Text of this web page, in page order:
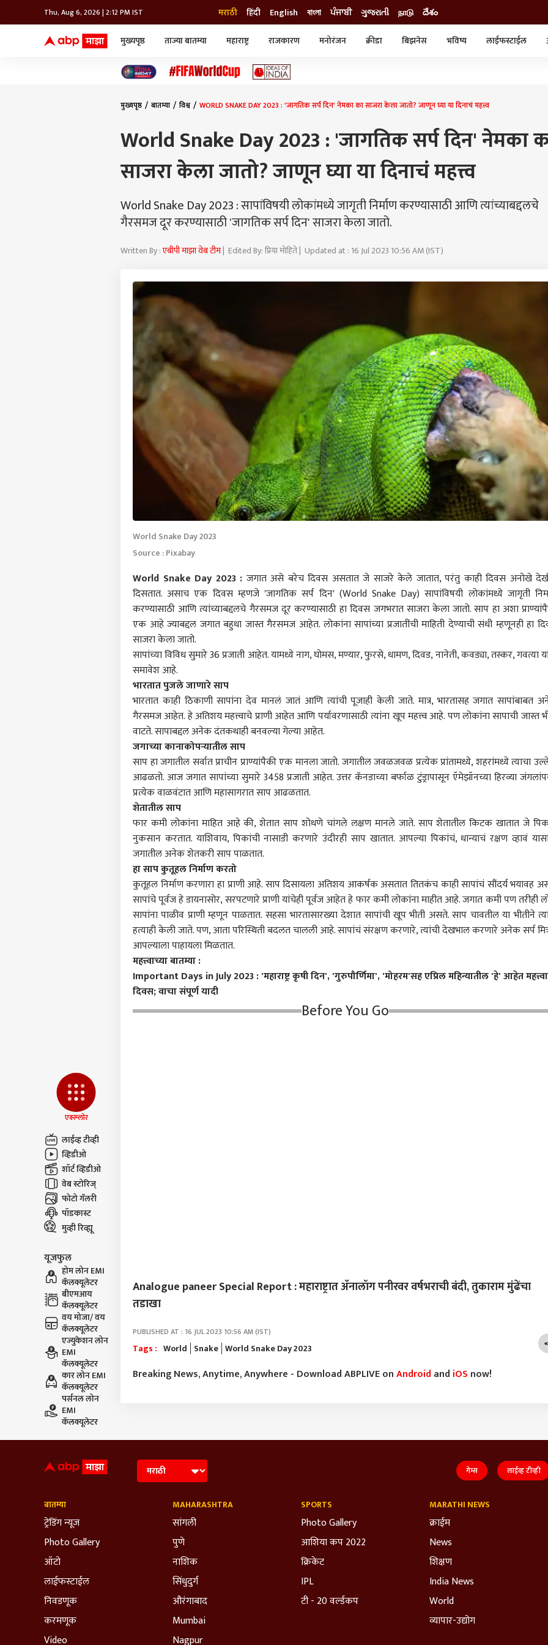
Thu, Aug 6, 2026 | 2:12 PM IST मराठी हिंदी English বাংলা ਪੰਜਾਬੀ ગુજરાતી நாடு దేశం
मुख्यपृष्ठ ताज्या बातम्या महाराष्ट्र राजकारण मनोरंजन क्रीडा बिझनेस भविष्य लाईफस्टाईल
एक्स्प्लोर
लाईव्ह टीव्ही
व्हिडीओ
शॉर्ट व्हिडीओ
वेब स्टोरिज्
फोटो गॅलरी
पॉडकास्ट
मुव्ही रिव्ह्यू
यूजफुल
होम लोन EMI
कॅलक्यूलेटर
बीएमआय
कॅलक्यूलेटर
वय मोजा/ वय
कॅलक्यूलेटर
एज्युकेशन लोन
EMI
कॅलक्यूलेटर
कार लोन EMI
कॅलक्यूलेटर
पर्सनल लोन
EMI
कॅलक्यूलेटर
मुख्यपृष्ठ बातम्या विश्व WORLD SNAKE DAY 2023 : 'जागतिक सर्प दिन' नेमका का साजरा केला जातो? जाणून घ्या या दिनाचं महत्त्व
World Snake Day 2023 : 'जागतिक सर्प दिन' नेमका
साजरा केला जातो? जाणून घ्या या दिनाचं महत्त्व
World Snake Day 2023 : सापांविषयी लोकांमध्ये जागृती निर्माण करण्यासाठी आणि त्यांच्याबद्दलचे
गैरसमज दूर करण्यासाठी 'जागतिक सर्प दिन' साजरा केला जातो.
Written By :एबीपी माझा वेब टीम| Edited By: प्रिया मोहिते | Updated at : 16 Jul 2023 10:56 AM (IST)
World Snake Day 2023
Source : Pixabay
World Snake Day 2023 : जगात असे बरेच दिवस असतात जे साजरे केले जातात, परंतु काही दिवस अनोखे
दिसतात. असाच एक दिवस म्हणजे 'जागतिक सर्प दिन' (World Snake Day) सापांविषयी लोकांमध्ये जागृती
करण्यासाठी आणि त्यांच्याबद्दलचे गैरसमज दूर करण्यासाठी हा दिवस जगभरात साजरा केला जातो. साप हा अशा
एक आहे ज्याबद्दल जगात बहुधा जास्त गैरसमज आहेत. लोकांना सापांच्या प्रजातींची माहिती देण्याची संधी म्हणूनही हा
साजरा केला जातो.
सापांच्या विविध सुमारे 36 प्रजाती आहेत. यामध्ये नाग, घोमस, मण्यार, फुरसे, धामण, दिवड, नानेती, कवड्या, तस्कर, गवत्या
समावेश आहे.
भारतात पुजले जाणारे साप
भारतात काही ठिकाणी सापांना देव मानलं जातं आणि त्यांची पूजाही केली जाते. मात्र, भारतासह जगात सापांबाबत
गैरसमज आहेत. हे अतिशय महत्त्वाचे प्राणी आहेत आणि पर्यावरणासाठी त्यांना खूप महत्त्व आहे. पण लोकांना सापाची जास्त
वाटते. सापाबद्दल अनेक दंतकथाही बनवल्या गेल्या आहेत.
जगाच्या कानाकोपऱ्यातील साप
साप हा जगातील सर्वात प्राचीन प्राण्यांपैकी एक मानला जातो. जगातील जवळजवळ प्रत्येक प्रांतामध्ये, शहरांमध्ये त्याचा
आढळतो. आज जगात सापांच्या सुमारे 3458 प्रजाती आहेत. उत्तर कॅनडाच्या बर्फाळ टुंड्रापासून ऍमेझॉनच्या हिरव्या
प्रत्येक वाळवंटात आणि महासागरात साप आढळतात.
शेतातील साप
फार कमी लोकांना माहित आहे की, शेतात साप शोधणे चांगले लक्षण मानले जाते. साप शेतातील किटक खातात जे
नुकसान करतात. याशिवाय, पिकांची नासाडी करणारे उंदीरही साप खातात. आपल्या पिकांचं, धान्याचं रक्षण व्हावं
जगातील अनेक शेतकरी साप पाळतात.
हा साप कुतूहल निर्माण करतो
कुतूहल निर्माण करणारा हा प्राणी आहे. साप दिसायला अतिशय आकर्षक असतात तितकंच काही सापांचं सौंदर्य भयावह
सापांचे पूर्वज हे डायनासोर, सरपटणारे प्राणी यांचेही पूर्वज आहेत हे फार कमी लोकांना माहीत आहे. जगात कमी पण तरीही
सापांना पाळीव प्राणी म्हणून पाळतात. सहसा भारतासारख्या देशात सापांची खूप भीती असते. साप चावतील या भीतीने
हत्याही केली जाते. पण, आता परिस्थिती बदलत चालली आहे. सापांचं संरक्षण करणारे, त्यांची देखभाल करणारे अनेक सर्प
आपल्याला पाहायला मिळतात.
महत्त्वाच्या बातम्या :
Important Days in July 2023 : 'महाराष्ट्र कृषी दिन', 'गुरुपौर्णिमा', 'मोहरम'सह एप्रिल महिन्यातील 'हे' आहेत
दिवस; वाचा संपूर्ण यादी
Before You Go
Analogue paneer Special Report : महाराष्ट्रात ॲनालॉग पनीरवर वर्षभराची बंदी, तुकाराम मुंढेंचा
तडाखा
PUBLISHED AT : 16 JUL 2023 10:56 AM (IST)
Tags : World Snake World Snake Day 2023
Breaking News, Anytime, Anywhere - Download ABPLIVE onAndroid and iOS now!
हॅलो गेस्ट
आमच्यासोबत जाहिरात करा
प्रायव्हसी पॉलिसी
संपर्क साधा
करिअर
फीडबॅक
आमच्याबद्दल
पर्सनल कॉर्नर
मुंबई
'काम बंद केलंत ना, मग पगार
घेणंही बंद करा..' डॉक्टरांचा
संप तातडीने मागे घेण्याचे मुंबई
क्रीडा
रोहित शर्मा आणि विराट
कोहलीच्या मागे हात धुवून
लागलेल्या अजित
बातम्या अंगलट आल्याची
चर्चा!
राजकारण
एकनाथ शिंदे तुमच्या एवढ्या
सीट पाडेन की तुम्हाला
पश्चाताप होईल, तुमच्यापेक्षा
क्राईम
अंजू विश्वकर्मा रक्तबंबाळ
पुणे
पुणेकरांसाठी मोठी बातमी!
क्राईम
येरवडा जेलबाहेर फटाकेबाजी
गेम्स लाईव्ह टीव्ही
बातम्या
ट्रेडिंग न्यूज
Photo Gallery
ऑटो
लाईफस्टाईल
निवडणूक
करमणूक
Video
MAHARASHTRA
सांगली
पुणे
नाशिक
सिंधुदुर्ग
औरंगाबाद
Mumbai
Nagpur
SPORTS
Photo Gallery
आशिया कप 2022
क्रिकेट
IPL
टी - 20 वर्ल्डकप
MARATHI NEWS
क्राईम
News
शिक्षण
India News
World
व्यापार-उद्योग